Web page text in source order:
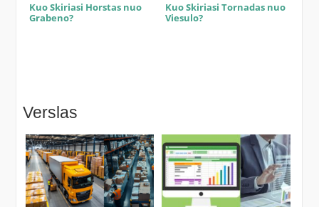
Kuo Skiriasi Horstas nuo
Grabeno?
Kuo Skiriasi Tornadas nuo
Viesulo?
Verslas